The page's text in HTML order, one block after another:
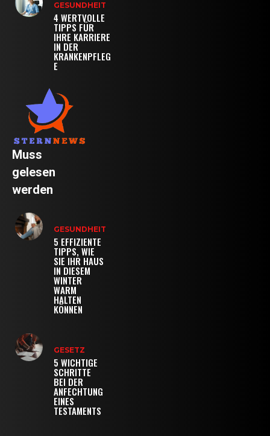
GESUNDHEIT
4 WERTVOLLE
TIPPS FÜR
IHRE KARRIERE
IN DER
KRANKENPFLEG
E
Muss
gelesen
werden
GESUNDHEIT
5 EFFIZIENTE
TIPPS, WIE
SIE IHR HAUS
IN DIESEM
WINTER
WARM
HALTEN
KÖNNEN
GESETZ
5 WICHTIGE
SCHRITTE
BEI DER
ANFECHTUNG
EINES
TESTAMENTS